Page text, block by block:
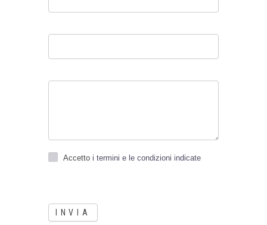
Accetto i termini e le condizioni indicate
INVIA